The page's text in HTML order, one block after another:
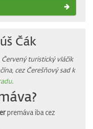
Čák
turistický vláčik
cez Čerešňový sad k
.
premáva iba cez